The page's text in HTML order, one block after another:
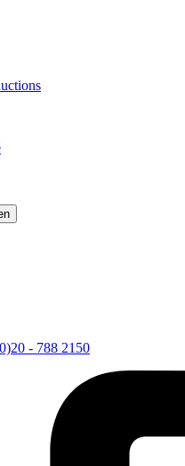
- 788 2150